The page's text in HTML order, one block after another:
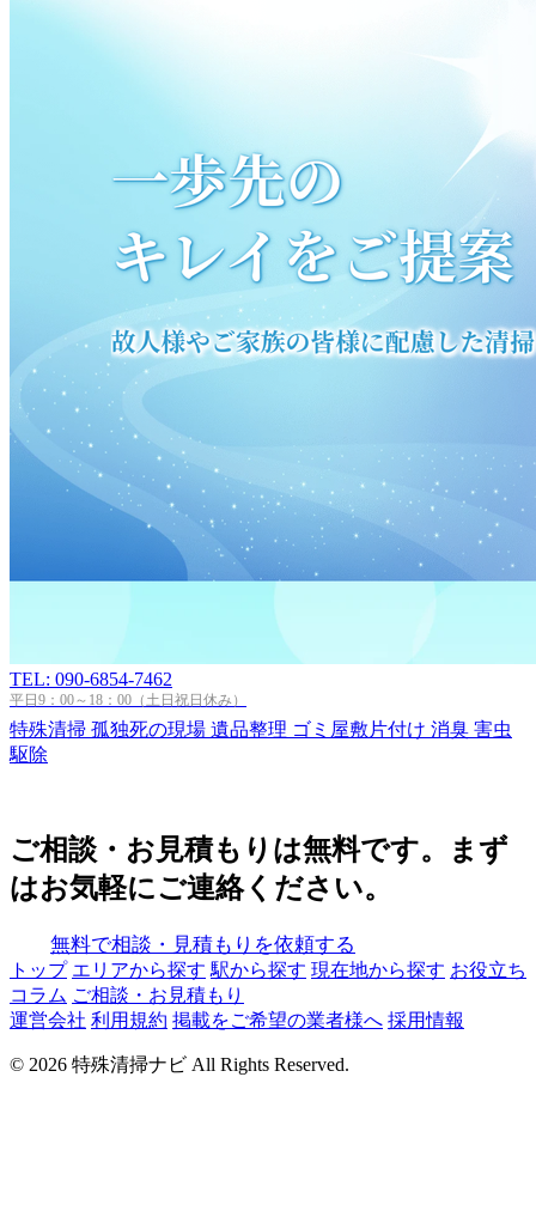
TEL: 090-6854-7462
平日9：00～18：00（土日祝日休み）
特殊清掃 孤独死の現場 遺品整理 ゴミ屋敷片付け 消臭 害虫
駆除
ご相談・お見積もりは無料です。まず
はお気軽にご連絡ください。
無料で相談・見積もりを依頼する
トップ エリアから探す 駅から探す 現在地から探す お役立ち
コラム ご相談・お見積もり
運営会社 利用規約 掲載をご希望の業者様へ 採用情報
© 2026 特殊清掃ナビ All Rights Reserved.